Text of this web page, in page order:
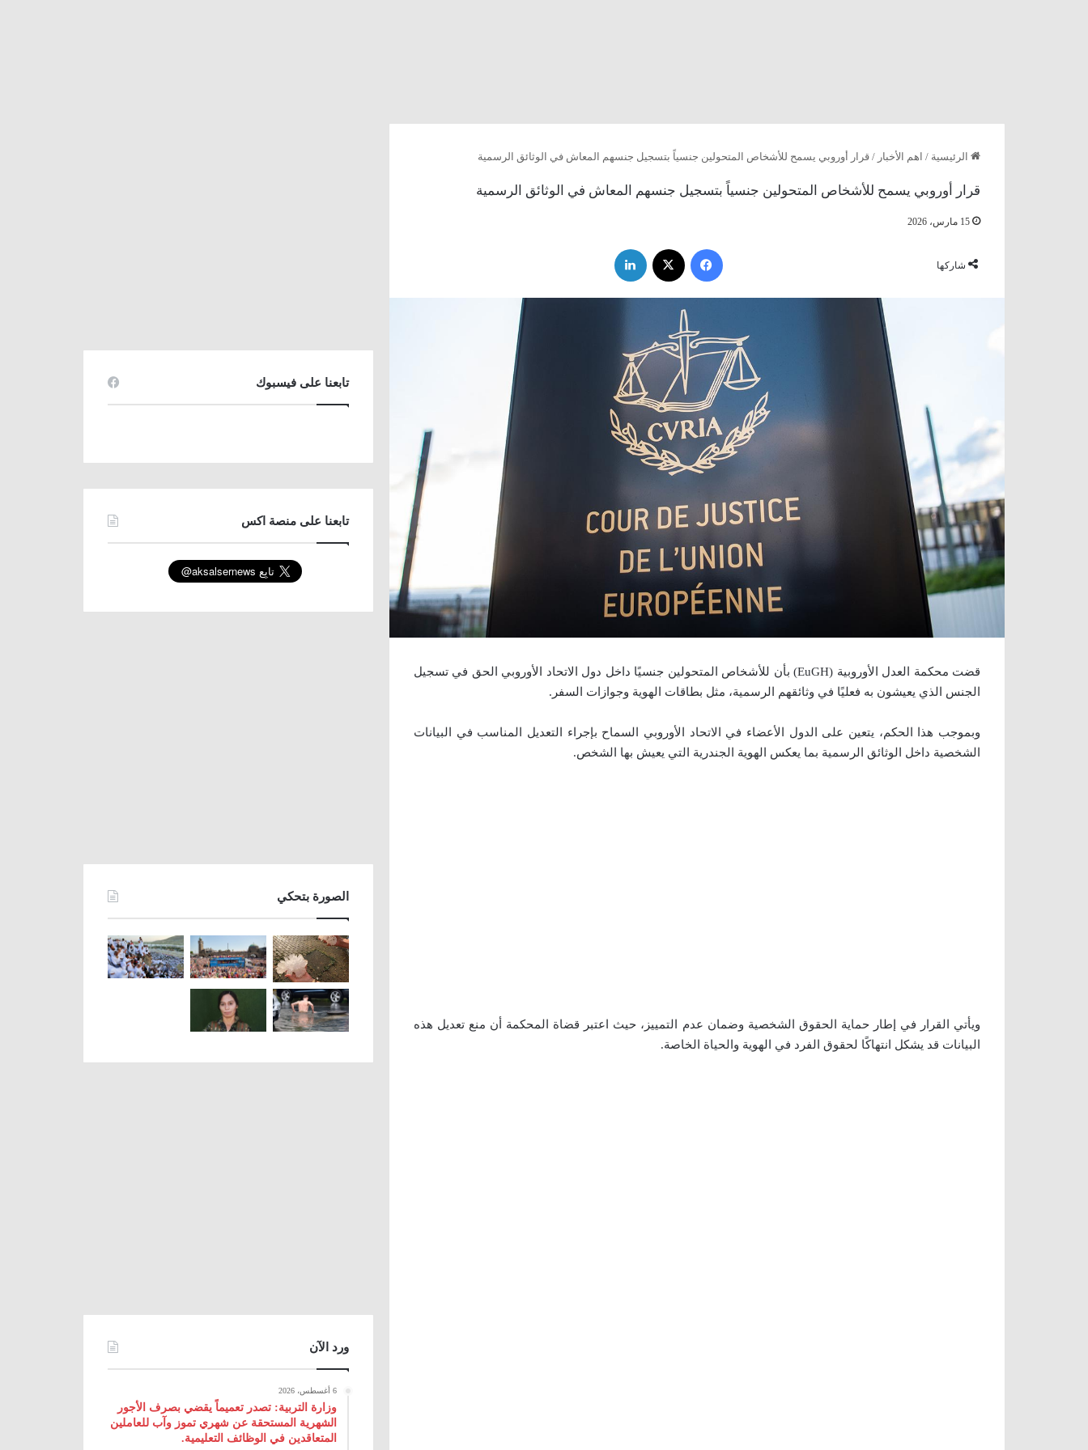
الرئيسية / اهم الأخبار / قرار أوروبي يسمح للأشخاص المتحولين جنسياً بتسجيل جنسهم المعاش في الوثائق الرسمية
قرار أوروبي يسمح للأشخاص المتحولين جنسياً بتسجيل جنسهم المعاش في الوثائق الرسمية
15 مارس، 2026
شاركها
فيسبوك
قضت محكمة العدل الأوروبية (EuGH) بأن للأشخاص المتحولين جنسيًا داخل دول الاتحاد الأوروبي الحق في تسجيل
الجنس الذي يعيشون به فعليًا في وثائقهم الرسمية، مثل بطاقات الهوية وجوازات السفر.
وبموجب هذا الحكم، يتعين على الدول الأعضاء في الاتحاد الأوروبي السماح بإجراء التعديل المناسب في البيانات
الشخصية داخل الوثائق الرسمية بما يعكس الهوية الجندرية التي يعيش بها الشخص.
ويأتي القرار في إطار حماية الحقوق الشخصية وضمان عدم التمييز، حيث اعتبر قضاة المحكمة أن منع تعديل هذه
البيانات قد يشكل انتهاكًا لحقوق الفرد في الهوية والحياة الخاصة.
تابعنا على فيسبوك
تابعنا على منصة اكس
الصورة بتحكي
ورد الآن
6 أغسطس، 2026
وزارة التربية: تصدر تعميماً يقضي بصرف الأجور
الشهرية المستحقة عن شهري تموز وآب للعاملين
المتعاقدين في الوظائف التعليمية.